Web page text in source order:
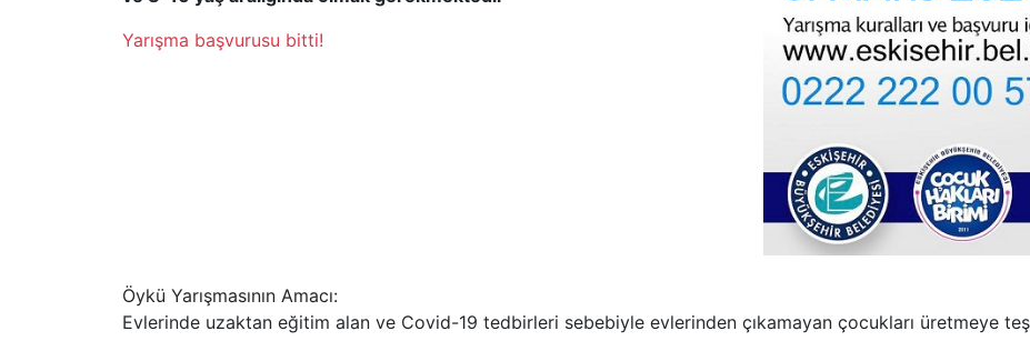
Yarışma başvurusu bitti!
Öykü Yarışmasının Amacı:
Evlerinde uzaktan eğitim alan ve Covid-19 tedbirleri sebebiyle evlerinden çıkamayan çocukları üretmeye